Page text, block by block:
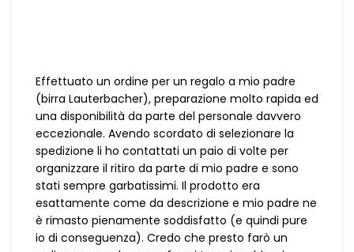
Effettuato un ordine per un regalo a mio padre
(birra Lauterbacher), preparazione molto rapida ed
una disponibilità da parte del personale davvero
eccezionale. Avendo scordato di selezionare la
spedizione li ho contattati un paio di volte per
organizzare il ritiro da parte di mio padre e sono
stati sempre garbatissimi. Il prodotto era
esattamente come da descrizione e mio padre ne
è rimasto pienamente soddisfatto (e quindi pure
io di conseguenza). Credo che presto farò un